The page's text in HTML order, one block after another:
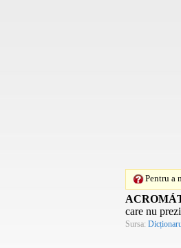
Pentru a
care nu
Sursa: